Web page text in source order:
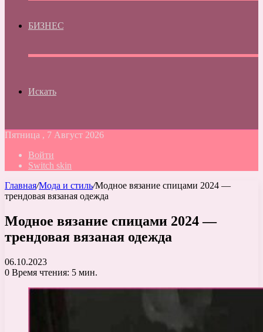
БИЗНЕС
Искать
Пятница , 7 Август 2026
Войти
Switch skin
Главная/Мода и стиль/Модное вязание спицами 2024 —
трендовая вязаная одежда
Модное вязание спицами 2024 —
трендовая вязаная одежда
06.10.2023
0 Время чтения: 5 мин.